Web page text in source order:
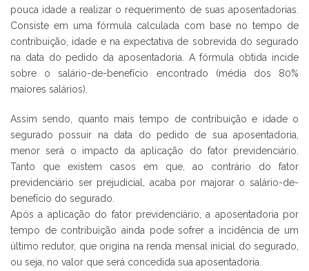
pouca idade a realizar o requerimento de suas aposentadorias.
Consiste em uma fórmula calculada com base no tempo de
contribuição, idade e na expectativa de sobrevida do segurado
na data do pedido da aposentadoria. A fórmula obtida incide
sobre o salário-de-benefício encontrado (média dos 80%
maiores salários).
Assim sendo, quanto mais tempo de contribuição e idade o
segurado possuir na data do pedido de sua aposentadoria,
menor será o impacto da aplicação do fator previdenciário.
Tanto que existem casos em que, ao contrário do fator
previdenciário ser prejudicial, acaba por majorar o salário-de-
benefício do segurado.
Após a aplicação do fator previdenciário, a aposentadoria por
tempo de contribuição ainda pode sofrer a incidência de um
último redutor, que origina na renda mensal inicial do segurado,
ou seja, no valor que será concedida sua aposentadoria.